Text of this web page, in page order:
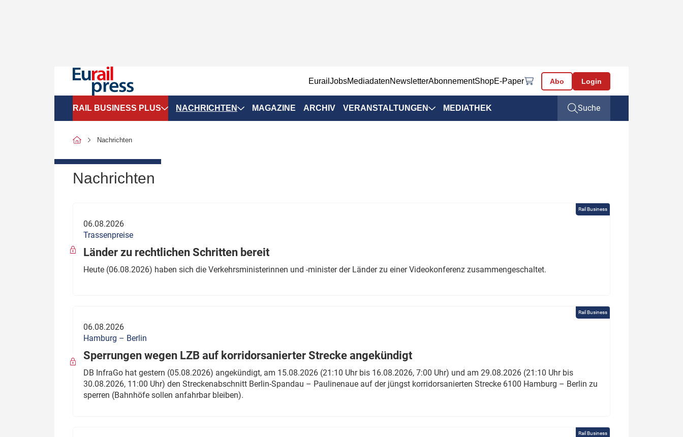
EurailJobsMediadatenNewsletterAbonnementShopE-Paper Abo Login
RAIL BUSINESS PLUS
SPNV-Marktdaten
Politik
wen?
Thema des Monats
Dossier: Generalsanierung
Dossier: ETCS
Dossier:
NACHRICHTEN MAGAZINE ARCHIV VERANSTALTUNGEN MEDIATHEK Suche
Nachrichten
Nachrichten
Rail Business
06.08.2026
Trassenpreise
Länder zu rechtlichen Schritten bereit
Heute (06.08.2026) haben sich die Verkehrsministerinnen und -minister der Länder zu einer Videokonferenz zusammengeschaltet.
Rail Business
06.08.2026
Hamburg – Berlin
Sperrungen wegen LZB auf korridorsanierter Strecke angekündigt
DB InfraGo hat gestern (05.08.2026) angekündigt, am 15.08.2026 (21:10 Uhr bis 16.08.2026, 7:00 Uhr) und am 29.08.2026 (21:10 Uhr bis
30.08.2026, 11:00 Uhr) den Streckenabschnitt Berlin-Spandau – Paulinenaue auf der jüngst korridorsanierten Strecke 6100 Hamburg – Berlin zu
sperren (Bahnhöfe sollen anfahrbar bleiben).
Rail Business